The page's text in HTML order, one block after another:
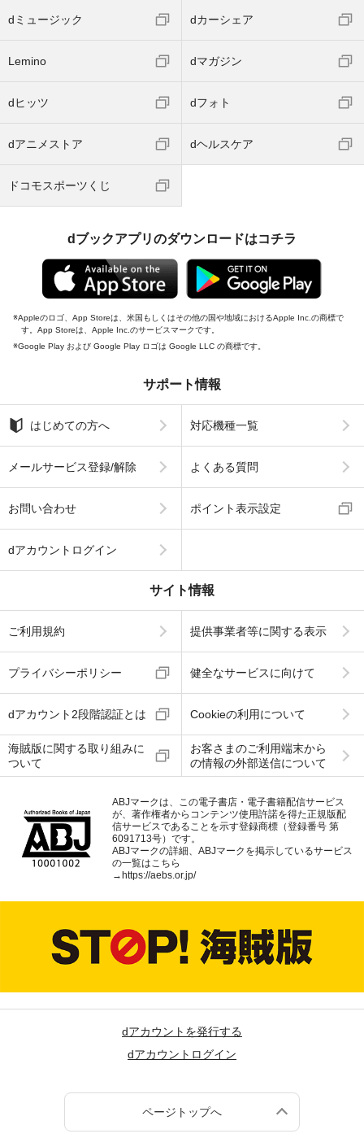
dミュージック dカーシェア
Lemino dマガジン
dヒッツ dフォト
dアニメストア dヘルスケア
ドコモスポーツくじ
dブックアプリのダウンロードはコチラ
Appleのロゴ、App Storeは、米国もしくはその他の国や地域におけるApple Inc.の商標で
す。App Storeは、Apple Inc.のサービスマークです。
Google Play および Google Play ロゴは Google LLC の商標です。
サポート情報
はじめての方へ 対応機種一覧
メールサービス登録/解除 よくある質問
お問い合わせ ポイント表示設定
dアカウントログイン
サイト情報
ご利用規約 提供事業者等に関する表示
プライバシーポリシー 健全なサービスに向けて
dアカウント2段階認証とは Cookieの利用について
海賊版に関する取り組みに
ついて
お客さまのご利用端末から
の情報の外部送信について
ABJマークは、この電子書店・電子書籍配信サービス
が、著作権者からコンテンツ使用許諾を得た正規版配
信サービスであることを示す登録商標（登録番号 第
6091713号）です。
ABJマークの詳細、ABJマークを掲示しているサービス
の一覧はこちら
→https://aebs.or.jp/
dアカウントを発行する
dアカウントログイン
ページトップへ